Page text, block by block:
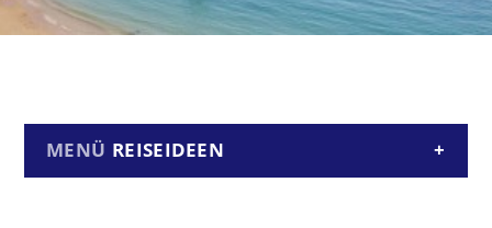
REISEIDEEN